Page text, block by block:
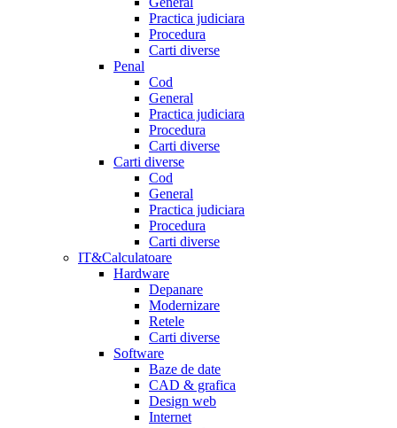
Practica judiciara
Procedura
Carti diverse
Penal
Cod
General
Practica judiciara
Procedura
Carti diverse
Carti diverse
Cod
General
Practica judiciara
Procedura
Carti diverse
IT&Calculatoare
Hardware
Depanare
Modernizare
Retele
Carti diverse
Software
Baze de date
CAD & grafica
Design web
Internet